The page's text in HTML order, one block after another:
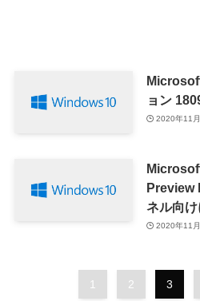
ョン
2020年11
Preview
ネル向
2020年11
1 2 3